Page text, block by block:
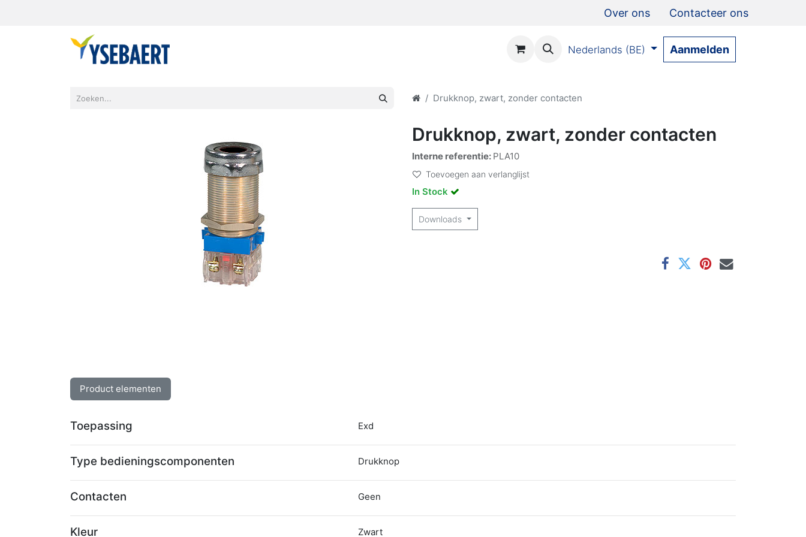
Over ons Contacteer ons
Nederlands (BE) Aanmelden
Drukknop, zwart, zonder contacten
Drukknop, zwart, zonder contacten
Interne referentie: PLA10
Toevoegen aan verlanglijst
In Stock
Downloads
Product elementen
Toepassing Exd
Type bedieningscomponenten Drukknop
Contacten Geen
Kleur Zwart